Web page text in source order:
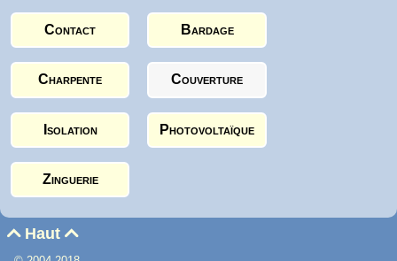
Contact Bardage
Charpente Couverture
Isolation Photovoltaïque
Zinguerie
Haut 